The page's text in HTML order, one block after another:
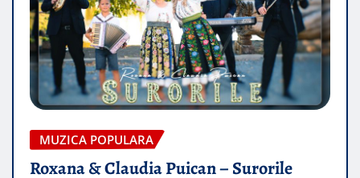
MUZICA POPULARA
Roxana & Claudia Puican – Surorile